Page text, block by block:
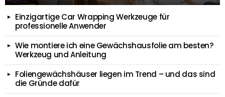
Einzigartige Car Wrapping Werkzeuge für
professionelle Anwender
Wie montiere ich eine Gewächshausfolie am besten?
Werkzeug und Anleitung
Foliengewächshäuser liegen im Trend – und das sind
die Gründe dafür